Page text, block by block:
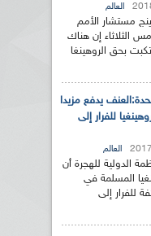
العالم
مستشار الأمم
الثلاثاء إن هناك
بحق الروهينغا
يدفع مزيدا
للفرار إلى
العالم
الدولية للهجرة أن
المسلمة في
للفرار إلى